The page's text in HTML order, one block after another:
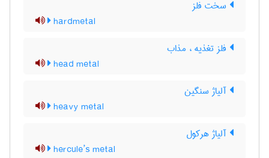
سخت فلز
hardmetal
فلز تغذیه ، مذاب
head metal
آلیاژ سنگین
heavy metal
آلیاژ هرکول
hercule’s metal